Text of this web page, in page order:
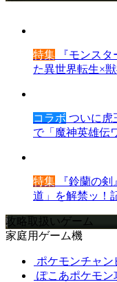
特集 『モンス
た異世界転生×
コラボ ついに虎
で「魔神英雄伝
特集 『鈴蘭の
道」を解禁ッ！
攻略取扱いゲーム
家庭用ゲーム機
ポケモンチャン
ぽこあポケモン